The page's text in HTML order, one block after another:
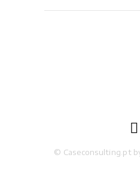

© Caseconsulting.pt